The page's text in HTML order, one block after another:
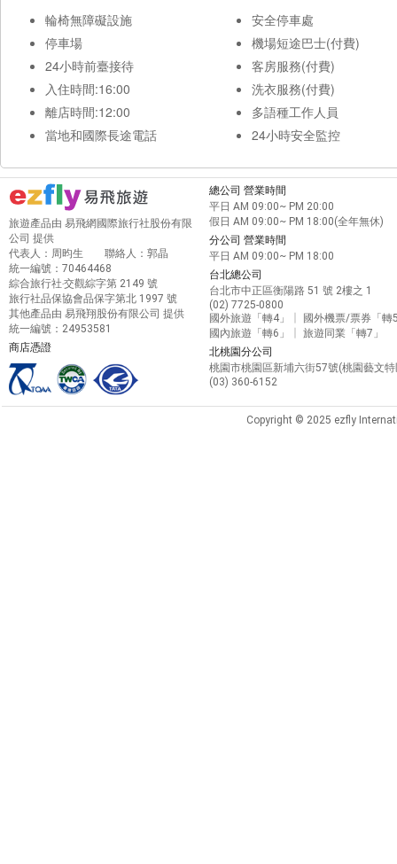
輪椅無障礙設施
停車場
24小時前臺接待
入住時間:16:00
離店時間:12:00
當地和國際長途電話
安全停車處
機場短途巴士(付費)
客房服務(付費)
洗衣服務(付費)
多語種工作人員
24小時安全監控